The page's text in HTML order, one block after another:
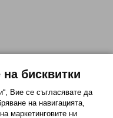
бисквитки
Вие се съгласявате да
на навигацията,
маркетинговите ни